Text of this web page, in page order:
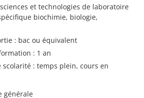
sciences et technologies de laboratoire
biochimie, biologie,
: bac ou équivalent
: 1 an
scolarité : temps plein, cours en
générale